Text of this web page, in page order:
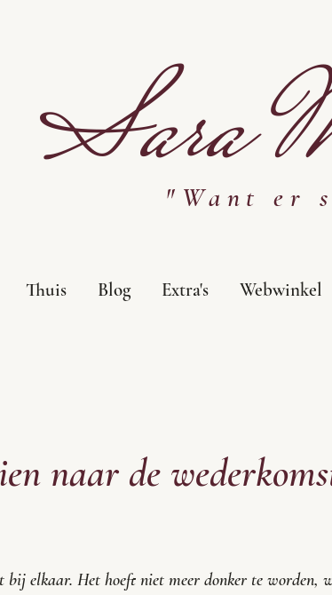
Sara
"Want er
Thuis Blog Extra's Webwinkel
naar de
bij elkaar. Het hoeft niet meer donker te worden,